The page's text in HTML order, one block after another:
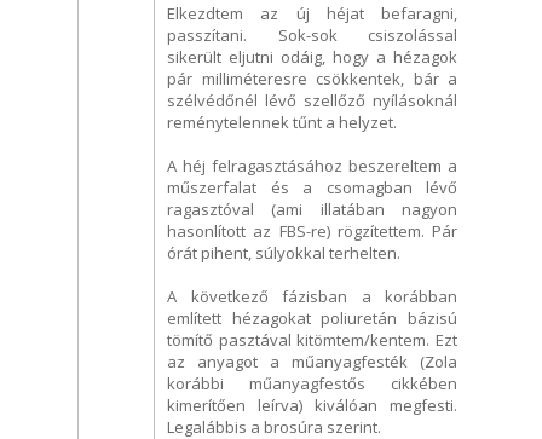
Elkezdtem az új héjat befaragni,
passzítani. Sok-sok csiszolással
sikerült eljutni odáig, hogy a hézagok
pár milliméteresre csökkentek, bár a
szélvédőnél lévő szellőző nyílásoknál
reménytelennek tűnt a helyzet.
A héj felragasztásához beszereltem a
műszerfalat és a csomagban lévő
ragasztóval (ami illatában nagyon
hasonlított az FBS-re) rögzítettem. Pár
órát pihent, súlyokkal terhelten.
A következő fázisban a korábban
említett hézagokat poliuretán bázisú
tömítő pasztával kitömtem/kentem. Ezt
az anyagot a műanyagfesték (Zola
korábbi műanyagfestős cikkében
kimerítően leírva) kiválóan megfesti.
Legalábbis a brosúra szerint.